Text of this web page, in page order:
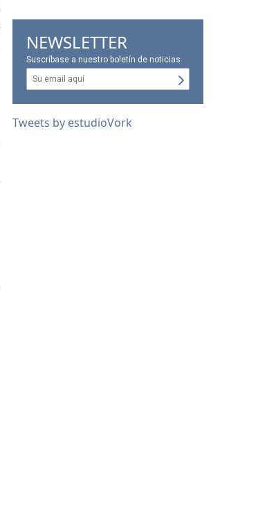
NEWSLETTER
Suscríbase a nuestro boletín de noticias
Tweets by estudioVork